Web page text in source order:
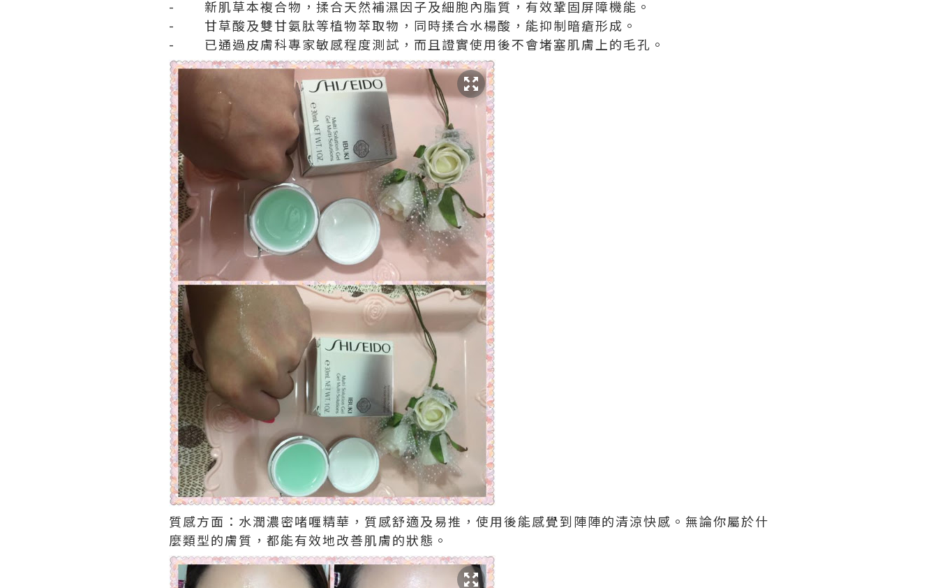
- 新肌草本複合物，揉合天然補濕因子及細胞內脂質，有效鞏固屏障機能。
- 甘草酸及雙甘氨肽等植物萃取物，同時揉合水楊酸，能抑制暗瘡形成。
- 已通過皮膚科專家敏感程度測試，而且證實使用後不會堵塞肌膚上的毛孔。
質感方面：水潤濃密啫喱精華，質感舒適及易推，使用後能感覺到陣陣的清涼快感。無論你屬於什
麼類型的膚質，都能有效地改善肌膚的狀態。